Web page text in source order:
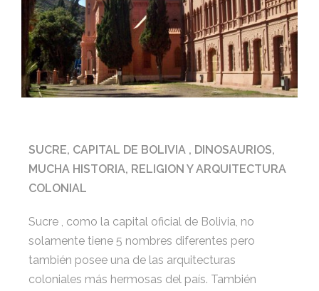
SUCRE, CAPITAL DE BOLIVIA , DINOSAURIOS,
MUCHA HISTORIA, RELIGION Y ARQUITECTURA
COLONIAL
Sucre , como la capital oficial de Bolivia, no
solamente tiene 5 nombres diferentes pero
también posee una de las arquitecturas
coloniales más hermosas del país. También